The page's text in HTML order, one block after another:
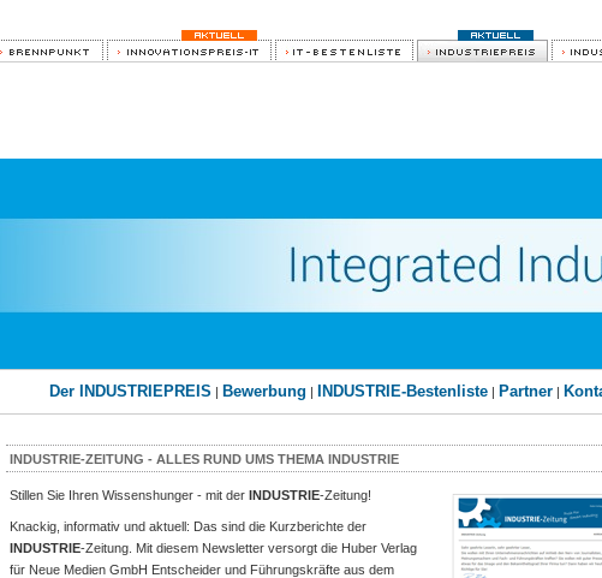
Der INDUSTRIEPREIS | Bewerbung | INDUSTRIE-Bestenliste| Partner|
INDUSTRIE-ZEITUNG - ALLES RUND UMS THEMA INDUSTRIE
Stillen Sie Ihren Wissenshunger - mit der INDUSTRIE-Zeitung!
Knackig, informativ und aktuell: Das sind die Kurzberichte der
INDUSTRIE-Zeitung. Mit diesem Newsletter versorgt die Huber Verlag
für Neue Medien GmbH Entscheider und Führungskräfte aus dem